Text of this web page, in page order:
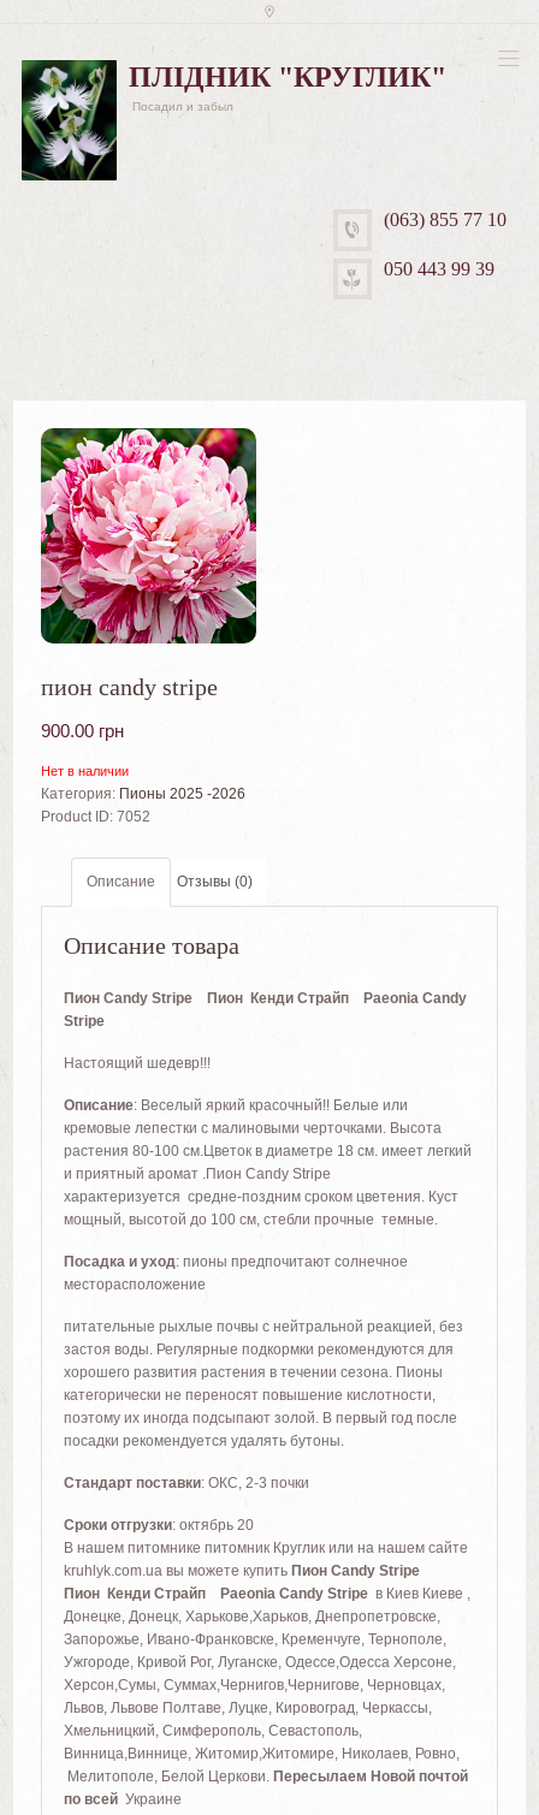
ПЛІДНИК "КРУГЛИК"
Посадил и забыл
(063) 855 77 10
050 443 99 39
пион candy stripe
900.00 грн
Нет в наличии
Категория: Пионы 2025 -2026
Product ID: 7052
Описание Отзывы (0)
Описание товара
Пион Candy Stripe Пион Кенди Страйп Paeonia Candy
Stripe
Настоящий шедевр!!!
Описание: Веселый яркий красочный!! Белые или
кремовые лепестки с малиновыми черточками. Высота
растения 80-100 см.Цветок в диаметре 18 см. имеет легкий
и приятный аромат .Пион Candy Stripe
характеризуется средне-поздним сроком цветения. Куст
мощный, высотой до 100 см, стебли прочные темные.
Посадка и уход: пионы предпочитают солнечное
месторасположение
питательные рыхлые почвы с нейтральной реакцией, без
застоя воды. Регулярные подкормки рекомендуются для
хорошего развития растения в течении сезона. Пионы
категорически не переносят повышение кислотности,
поэтому их иногда подсыпают золой. В первый год после
посадки рекомендуется удалять бутоны.
Стандарт поставки: OКС, 2-3 почки
Сроки отгрузки: октябрь 20
В нашем питомнике питомник Круглик или на нашем сайте
kruhlyk.com.ua вы можете купить Пион Candy Stripe
Пион Кенди Страйп Paeonia Candy Stripe в Киев Киеве ,
Донецке, Донецк, Харькове,Харьков, Днепропетровске,
Запорожье, Ивано-Франковске, Кременчуге, Тернополе,
Ужгороде, Кривой Рог, Луганске, Одессе,Одесса Херсоне,
Херсон,Сумы, Суммах,Чернигов,Чернигове, Черновцах,
Львов, Львове Полтаве, Луцке, Кировоград, Черкассы,
Хмельницкий, Симферополь, Севастополь,
Винница,Виннице, Житомир,Житомире, Николаев, Ровно,
Мелитополе, Белой Церкови. Пересылаем Новой почтой
по всейУкраине